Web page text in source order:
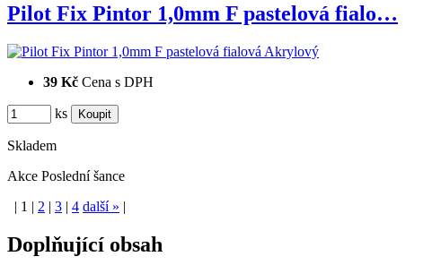
Pilot Fix Pintor 1,0mm F pastelová fialo…
39 Kč Cena s DPH
ks
Skladem
Akce Poslední šance
| 1 | 2 | 3 | 4 další» |
Doplňující obsah